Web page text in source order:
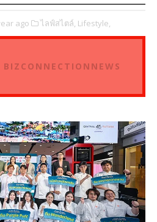
ago ไลฟ์สไตล์, Lifestyle,